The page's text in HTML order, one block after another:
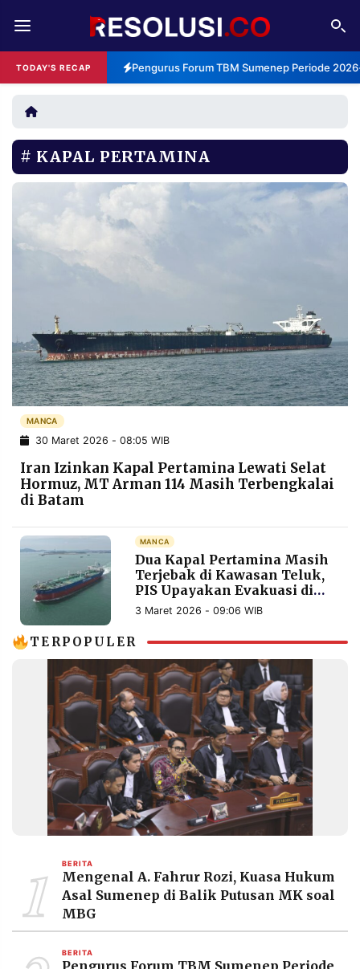
TODAY'S RECAP Pengurus Forum TBM Sumenep Periode
REDAKSI TENTANG
RESOLUSI IKLAN
RUBRIKASI
EDITORIAL AKSARA
FINANSIA PERSONA
DAERAH
SPORT
INFORMASI
PRIVACY
POLICY
BERITA
WARGA
INFORMASI
IKLAN
KIRIM
PENGADUAN TERM
SERVICE
IKUTI
KAMI
RESOLUSI
MEDIA
PRAMUDITA
Resolusi.co
RESOLUSI
MEDIA
PRAMUDITA
KAPAL PERTAMINA
MANCA
30 Maret 2026 - 08:05 WIB
Iran Izinkan Kapal Pertamina Lewati Selat
Hormuz, MT Arman 114 Masih Terbengkalai
di Batam
MANCA
Dua Kapal Pertamina Masih
Terjebak di Kawasan Teluk,
PIS Upayakan Evakuasi di
Tengah Konflik Timur
3 Maret 2026 - 09:06 WIB
TERPOPULER
1 BERITA
Mengenal A. Fahrur Rozi, Kuasa Hukum
Asal Sumenep di Balik Putusan MK soal
MBG
BERITA